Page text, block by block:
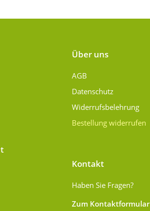
Über uns
AGB
Datenschutz
Widerrufsbelehrung
Bestellung widerrufen
Kontakt
Haben Sie Fragen?
Zum Kontaktformular